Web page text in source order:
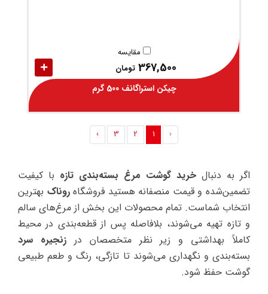
مقایسه
367,500 تومان
چیکن استراگانف 500 گرم
‹
1
2
3
›
اگر به دنبال خرید گوشت مرغ بسته‌بندی تازه با کیفیت
تضمین‌شده و قیمت منصفانه هستید فروشگاهروناک بهترین
انتخاب شماست. تمام محصولات این بخش از مرغ‌های سالم
و تازه تهیه می‌شوند، بلافاصله پس از قطعه‌بندی در محیط
کاملاً بهداشتی و زیر نظر متخصصان درزنجیره سرد
بسته‌بندی و نگهداری می‌شوند تا تازگی، رنگ و طعم طبیعی
گوشت حفظ شود.